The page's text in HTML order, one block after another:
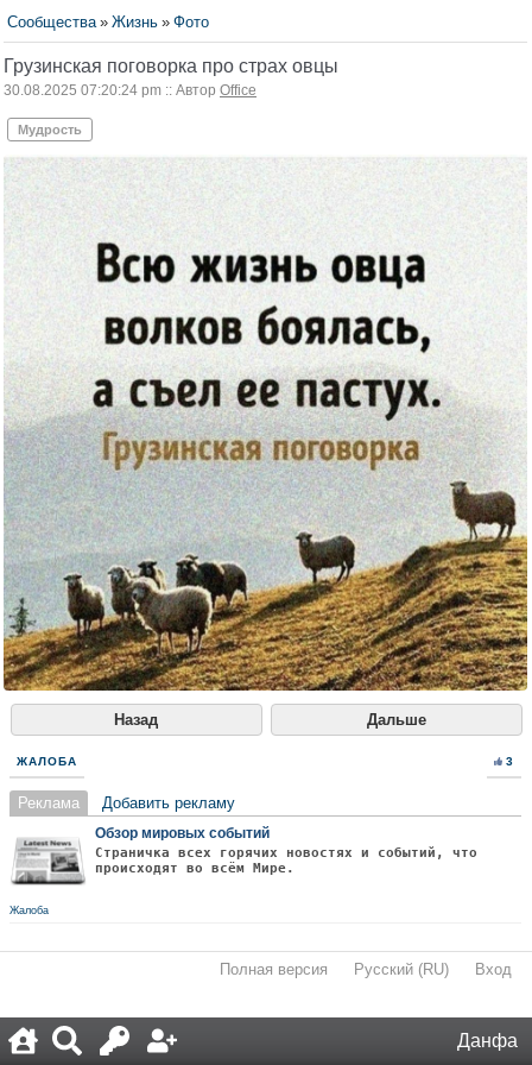
Данфа
Сообщества » Жизнь » Фото
Грузинская поговорка про страх овцы
30.08.2025 07:20:24 pm :: Автор Office
Мудрость
Назад Дальше
ЖАЛОБА 3
Реклама Добавить рекламу
Обзор мировых событий
Страничка всех горячих новостях и событий, что
происходят во всём Мире.
Жалоба
Полная версия Русский (RU) Вход